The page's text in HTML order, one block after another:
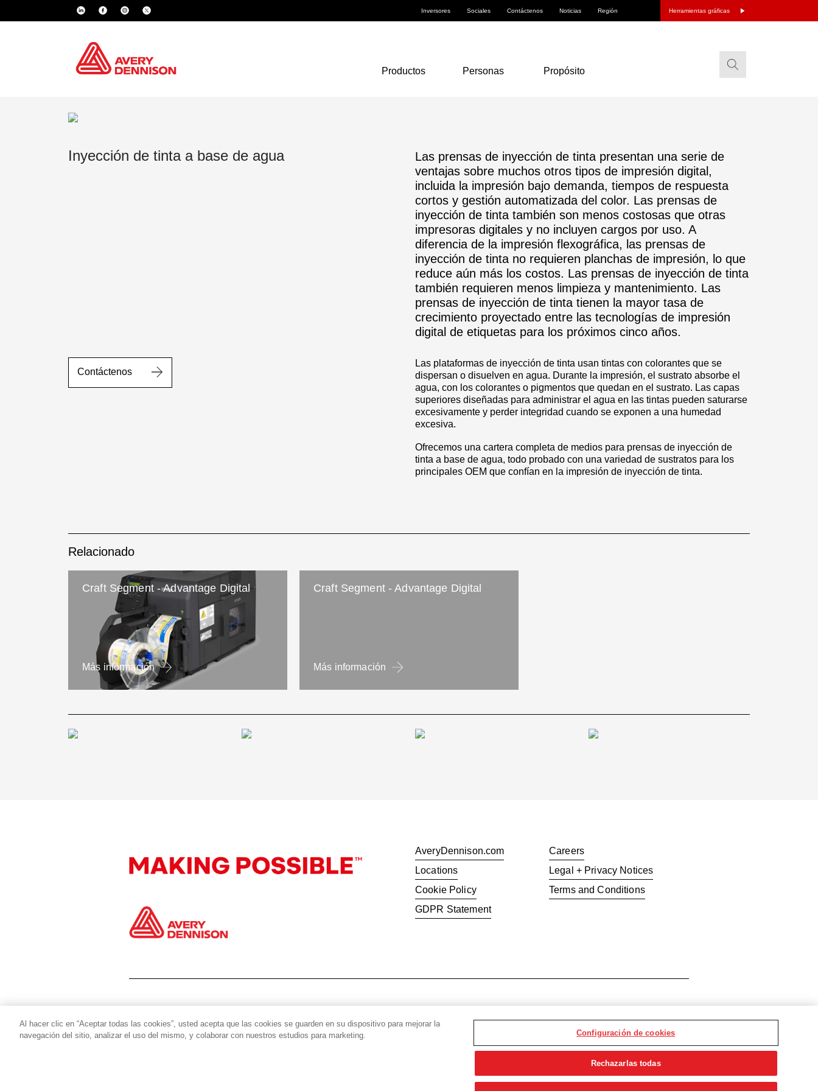
Inversores Sociales Contáctenos Noticias Región Herramientas gráficas
Productos Personas Propósito
Inyección de tinta a base de agua
Las prensas de inyección de tinta presentan una serie de
ventajas sobre muchos otros tipos de impresión digital,
incluida la impresión bajo demanda, tiempos de respuesta
cortos y gestión automatizada del color. Las prensas de
inyección de tinta también son menos costosas que otras
impresoras digitales y no incluyen cargos por uso. A
diferencia de la impresión flexográfica, las prensas de
inyección de tinta no requieren planchas de impresión, lo que
reduce aún más los costos. Las prensas de inyección de tinta
también requieren menos limpieza y mantenimiento. Las
prensas de inyección de tinta tienen la mayor tasa de
crecimiento proyectado entre las tecnologías de impresión
digital de etiquetas para los próximos cinco años.
Contáctenos
Las plataformas de inyección de tinta usan tintas con colorantes que se
dispersan o disuelven en agua. Durante la impresión, el sustrato absorbe el
agua, con los colorantes o pigmentos que quedan en el sustrato. Las capas
superiores diseñadas para administrar el agua en las tintas pueden saturarse
excesivamente y perder integridad cuando se exponen a una humedad
excesiva.
Ofrecemos una cartera completa de medios para prensas de inyección de
tinta a base de agua, todo probado con una variedad de sustratos para los
principales OEM que confían en la impresión de inyección de tinta.
Relacionado
Craft Segment - Advantage Digital
Más información
Craft Segment - Advantage Digital
Más información
AveryDennison.com
Careers
Locations
Legal + Privacy Notices
Cookie Policy
Terms and Conditions
GDPR Statement
Al hacer clic en “Aceptar todas las cookies”, usted acepta que las cookies se guarden en su dispositivo para mejorar la
navegación del sitio, analizar el uso del mismo, y colaborar con nuestros estudios para marketing.
Configuración de cookies
Rechazarlas todas